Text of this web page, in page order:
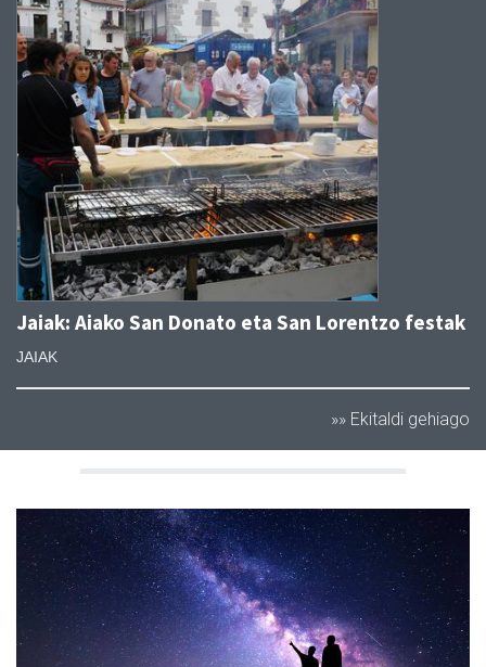
Jaiak: Aiako San Donato eta San Lorentzo festak
JAIAK
»» Ekitaldi gehiago